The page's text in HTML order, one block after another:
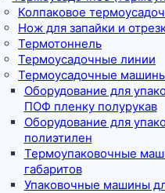
Колпаковое
Нож для запайки и
Термотоннель
Термоусадочные линии
Термоусадочные
Оборудование для
ПОФ пленку полурукав
Оборудование для
полиэтилен
Термоупаковочные
габаритов
Упаковочные машины